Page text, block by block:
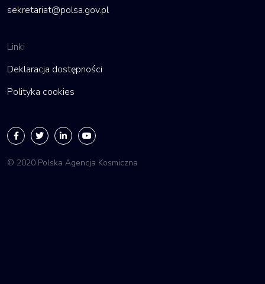
sekretariat@polsa.gov.pl
Linki
Deklaracja dostępności
Polityka cookies
© 2020 Polska Agencja Kosmiczna